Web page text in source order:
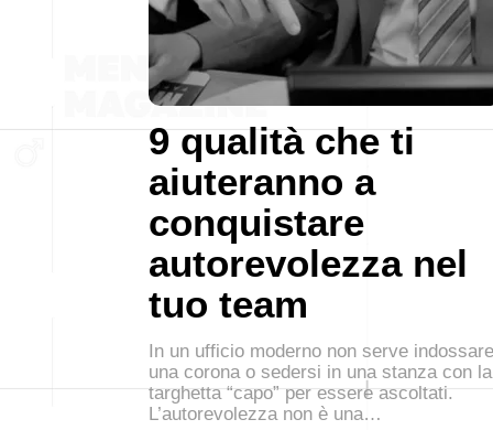
9 qualità che ti
aiuteranno a
conquistare
autorevolezza nel
tuo team
In un ufficio moderno non serve indossare
una corona o sedersi in una stanza con la
targhetta “capo” per essere ascoltati.
L’autorevolezza non è una…